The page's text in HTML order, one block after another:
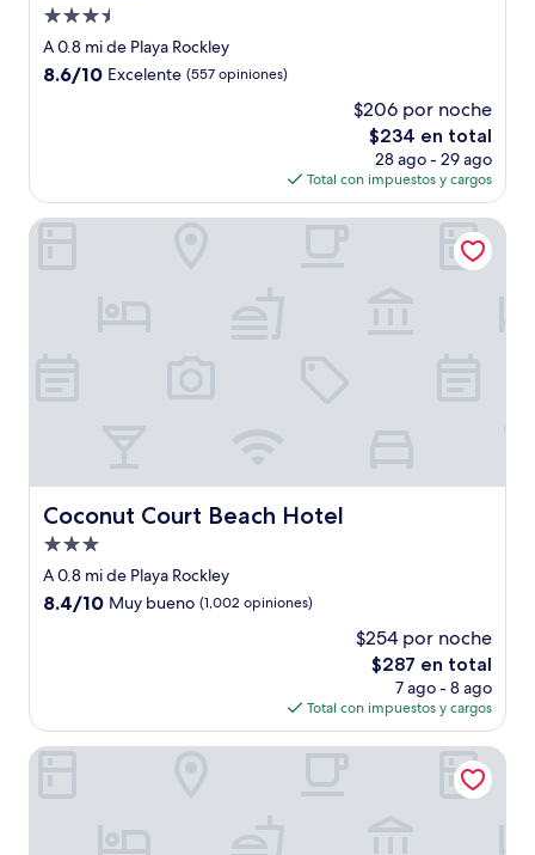
Propiedad
de
3.5
A 0.8 mi de Playa Rockley
8.6
8.6/10 Excelente (557 opiniones)
$206 por noche
El
precio
actual
es
de
$234 en total
28 ago - 29 ago
Total con impuestos y cargos
Coconut Court Beach Hotel
Coconut Court Beach Hotel
Propiedad
de
3.0
A 0.8 mi de Playa Rockley
8.4
opiniones)
8.4/10 Muy bueno (1,002 opiniones)
$254 por noche
El
precio
actual
es
de
$287 en total
7 ago - 8 ago
Total con impuestos y cargos
Coconut Court Beach Hotel
Southern Palms Beach Club